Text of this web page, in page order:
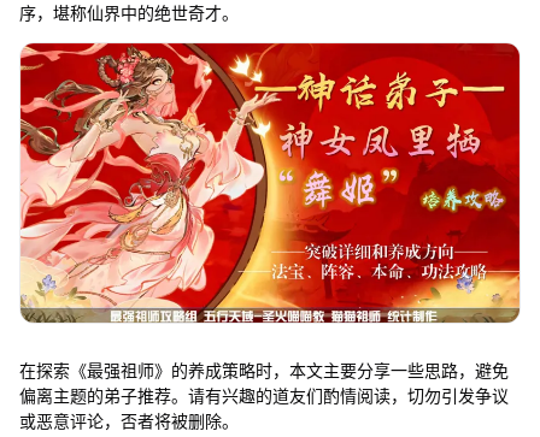
序，堪称仙界中的绝世奇才。
在探索《最强祖师》的养成策略时，本文主要分享一些思路，避免
偏离主题的弟子推荐。请有兴趣的道友们酌情阅读，切勿引发争议
或恶意评论，否者将被删除。